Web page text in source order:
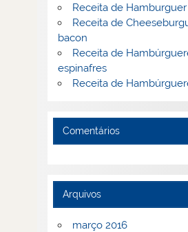
Receita de
Receita de
bacon
Receita de
espinafres
Receita de
Comentários
Arquivos
março 2016